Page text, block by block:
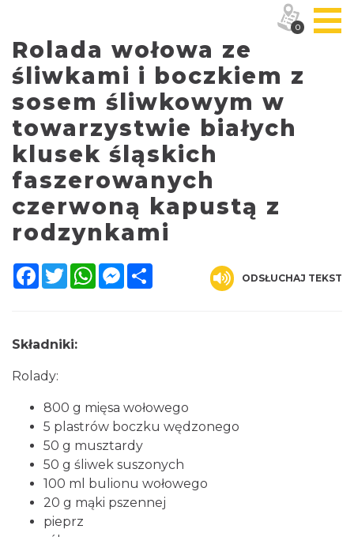
Rolada wołowa ze
śliwkami i boczkiem z
sosem śliwkowym w
towarzystwie białych
klusek śląskich
faszerowanych
czerwoną kapustą z
rodzynkami
Facebook
TwitterWhatsAppMessenger
ODSŁUCHAJ TEKST
Składniki:
Rolady:
800 g mięsa wołowego
5 plastrów boczku wędzonego
50 g musztardy
50 g śliwek suszonych
100 ml bulionu wołowego
20 g mąki pszennej
pieprz
0